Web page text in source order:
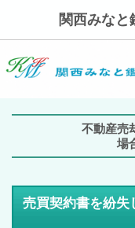
関西みなと
不動産売
場
売買契約書を紛失